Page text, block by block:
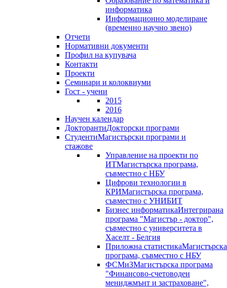
информатика
Информационно моделиране
(временно научно звено)
Отчети
Нормативни документи
Профил на купувача
Контакти
Проекти
Семинари и колоквиуми
Гост - учени
2015
2016
Научен календар
ДокторантиДокторски програми
СтудентиМагистърски програми и
стажове
Управление на проекти по
ИТМагистърска програма,
съвместно с НБУ
Цифрови технологии в
КРИМагистърска програма,
съвместно с УНИБИТ
Бизнес информатикаИнтегрирана
програма "Магистър - доктор",
съвместно с университета в
Хаселт - Белгия
Приложна статистикаМагистърска
програма, съвместно с НБУ
ФСМиЗМагистърска програма
"Финансово-счетоводен
мениджмънт и застраховане",